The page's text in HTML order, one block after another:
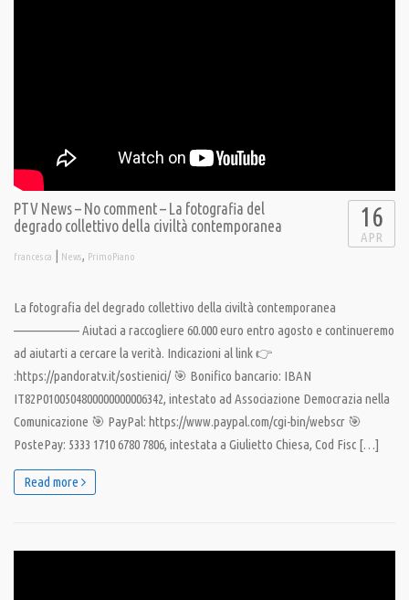
PTV News – No comment – La fotografia del
degrado collettivo della civiltà contemporanea
francesca | News, PrimoPiano
16
APR
La fotografia del degrado collettivo della civiltà contemporanea
——————– Aiutaci a raccogliere 60.000 euro entro agosto e continueremo
ad aiutarti a cercare la verità. Indicazioni al link 👉
:https://pandoratv.it/sostienici/ 🎯 Bonifico bancario: IBAN
IT82P0100504800000000006342, intestato ad Associazione Democrazia nella
Comunicazione 🎯 PayPal: https://www.paypal.com/cgi-bin/webscr 🎯
PostePay: 5333 1710 6780 7806, intestata a Giulietto Chiesa, Cod Fisc […]
Read more